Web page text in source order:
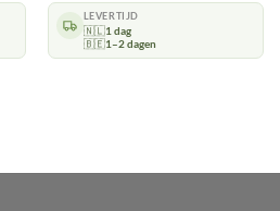
LEVERTIJD
🇳🇱1 dag
🇧🇪1–2 dagen